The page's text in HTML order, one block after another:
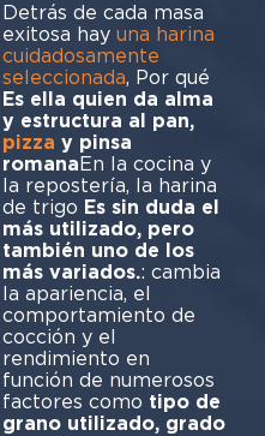
Detrás de cada masa
exitosa hay una harina
cuidadosamente
seleccionada, Por qué
Es ella quien da alma
y estructura al pan,
pizza y pinsa
romana En la cocina y
la repostería, la harina
de trigo Es sin duda el
más utilizado, pero
también uno de los
más variados.: cambia
la apariencia, el
comportamiento de
cocción y el
rendimiento en
función de numerosos
factores como tipo de
grano utilizado, grado